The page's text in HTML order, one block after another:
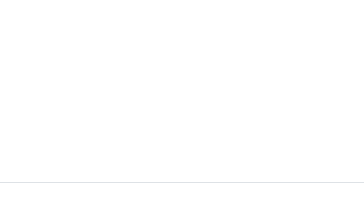
realmente contam! Tudo o que se passa na Saúde!